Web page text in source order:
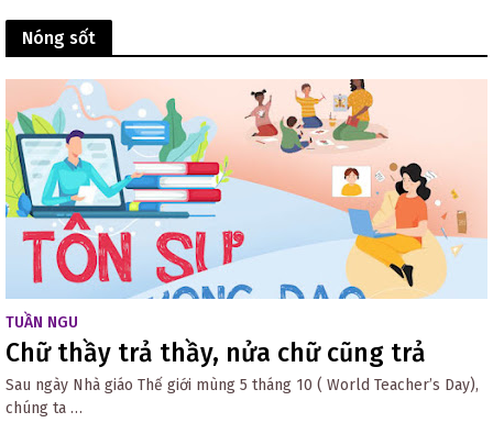
Nóng sốt
TUẦN NGU
Chữ thầy trả thầy, nửa chữ cũng trả
Sau ngày Nhà giáo Thế giới mùng 5 tháng 10 ( World Teacher’s Day),
chúng ta …